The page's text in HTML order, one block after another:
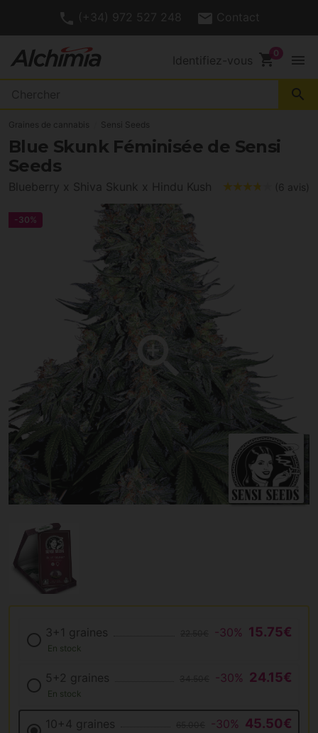
(+34) 972 527 248 Contact
Identifiez-vous shopping_cart menu
search
Graines de cannabis Sensi Seeds
Blue Skunk Féminisée de Sensi
Seeds
Blueberry x Shiva Skunk x Hindu Kush (6 avis)
-30%
3+1 graines -30% 15.75€
En stock
5+2 graines -30% 24.15€
En stock
10+4 graines -30% 45.50€